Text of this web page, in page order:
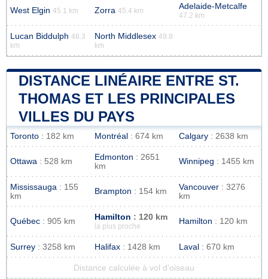
West Elgin 45.1 km Zorra 45.4 km Adelaide-Metcalfe
47.2 km
Lucan Biddulph 48.3
km
North Middlesex 49.8
km
DISTANCE LINÉAIRE ENTRE ST.
THOMAS ET LES PRINCIPALES
VILLES DU PAYS
Toronto : 182 km Montréal : 674 km Calgary : 2638 km
Ottawa : 528 km Edmonton : 2651
km
Winnipeg : 1455 km
Mississauga : 155
km
Brampton : 154 km Vancouver : 3276
km
Québec : 905 km Hamilton : 120 km
la plus proche
Hamilton : 120 km
Surrey : 3258 km Halifax : 1428 km Laval : 670 km
Distance calculée à vol d'oiseau